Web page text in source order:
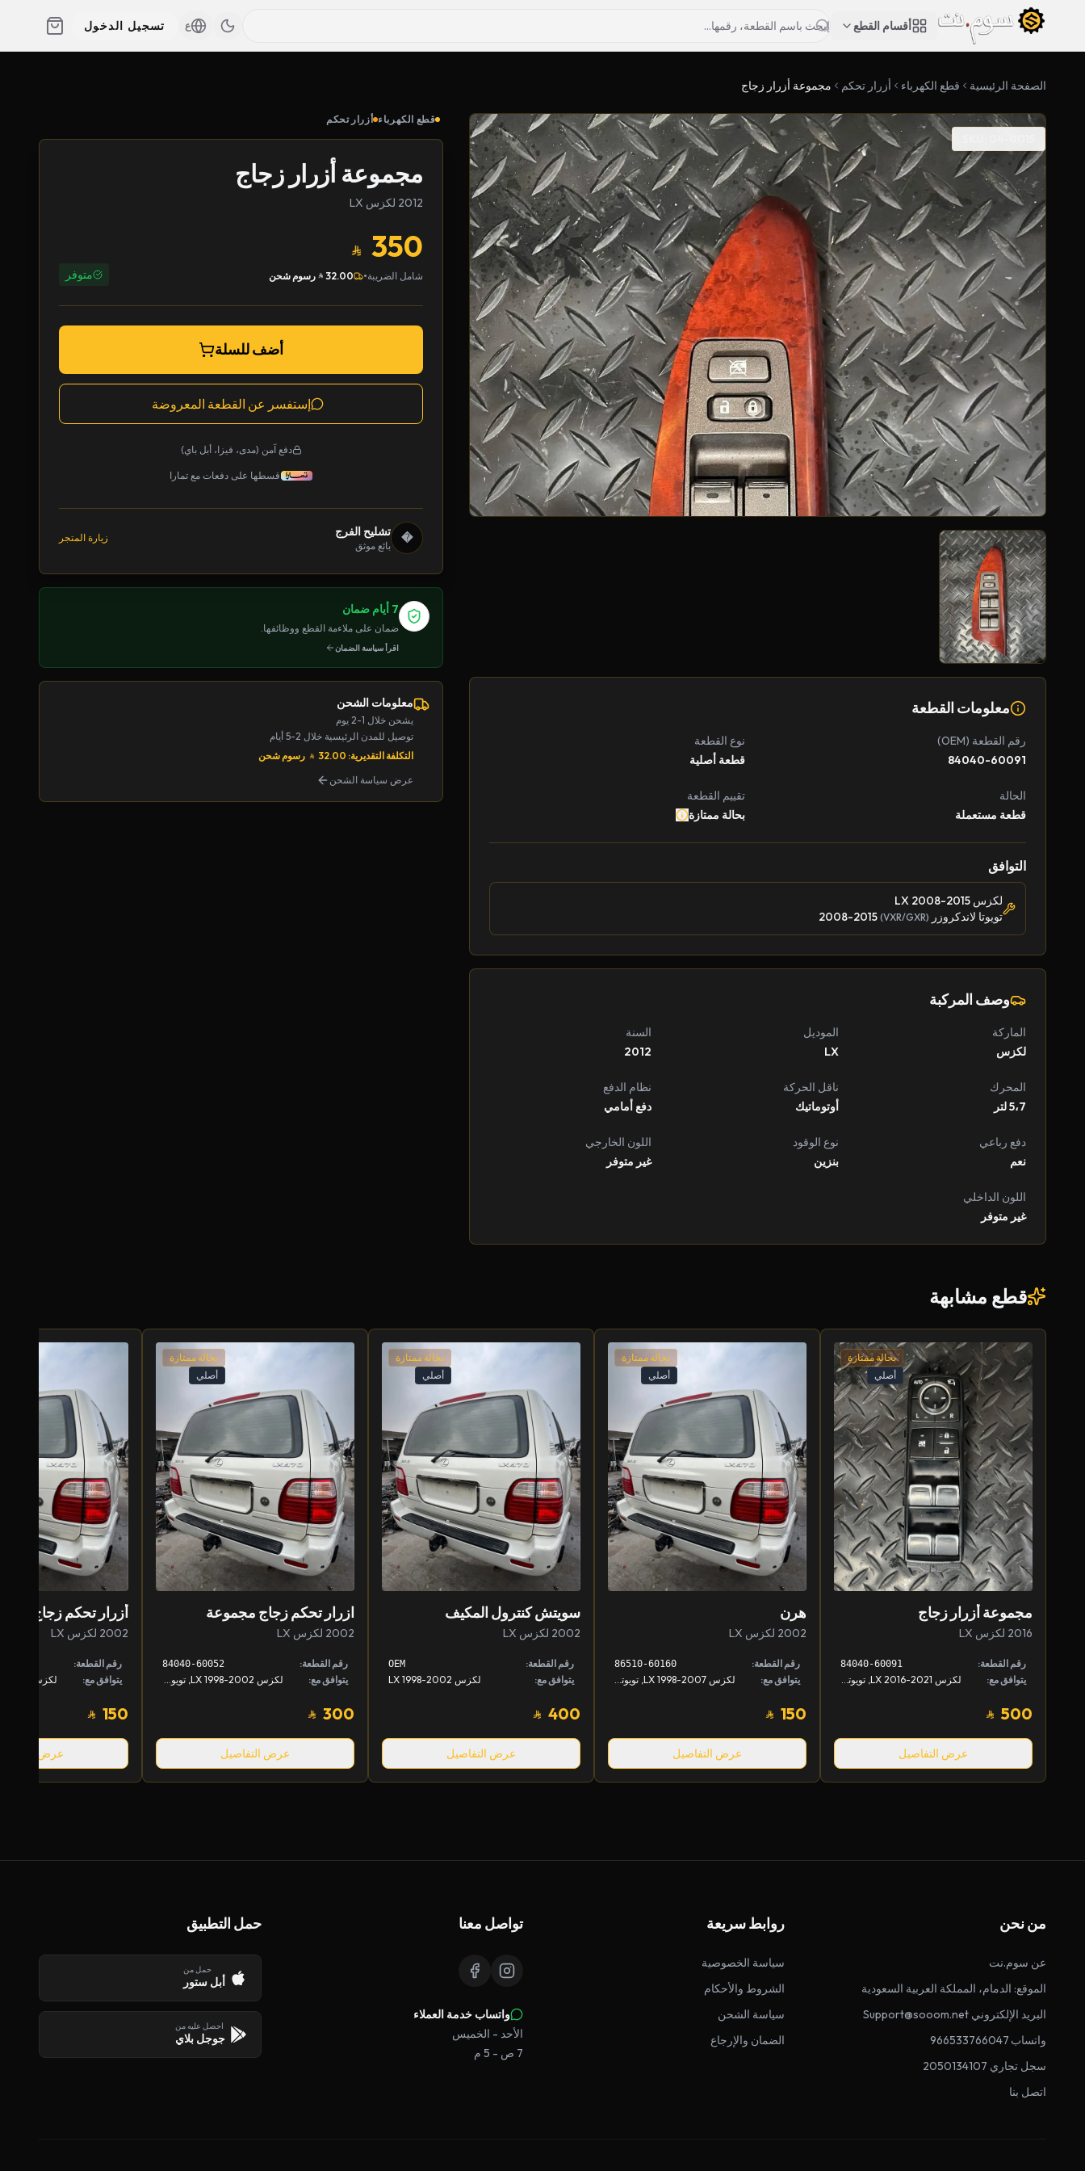
أقسام القطع ع تسجيل الدخول
الصفحة الرئيسية قطع الكهرباء أزرار تحكم مجموعة أزرار زجاج
معلومات القطعة
رقم القطعة (OEM)
84040-60091
نوع القطعة
قطعة أصلية
الحالة
قطعة مستعملة
تقييم القطعة
بحالة ممتازة
التوافق
لكزس LX 2008-2015
تويوتا لاندكروزر (VXR/GXR)
وصف المركبة
الماركة
لكزس
الموديل
LX
السنة
2012
المحرك
5،7 لتر
ناقل الحركة
أوتوماتيك
نظام الدفع
دفع أمامي
دفع رباعي
نعم
نوع الوقود
بنزين
اللون الخارجي
غير متوفر
اللون الداخلي
غير متوفر
قطع الكهرباء أزرار تحكم
مجموعة أزرار زجاج
2012 لكزس LX
350
شامل الضريبة•
32.00 رسوم شحن متوفر
أضف للسلة
إستفسر عن القطعة المعروضة
دفع آمن (مدى، فيزا، أبل باي)
قسطها على دفعات مع تمارا
� تشليح الفرج
بائع موثق
زيارة المتجر
7 أيام ضمان
ضمان على ملاءمة القطع ووظائفها.
اقرأ سياسة الضمان
معلومات الشحن
يشحن خلال 1-2 يوم
توصيل للمدن الرئيسية خلال 2-5 أيام
التكلفة التقديرية: 32.00
رسوم شحن
عرض سياسة الشحن
قطع مشابهة
بحالة ممتازة
أصلي
مجموعة أزرار زجاج
2016 لكزس LX
رقم القطعة: 84040-60091
يتوافق مع:
500
عرض التفاصيل
بحالة ممتازة
أصلي
هرن
2002 لكزس LX
رقم القطعة: 86510-60160
يتوافق مع:
150
عرض التفاصيل
بحالة ممتازة
أصلي
سويتش كنترول المكيف
2002 لكزس LX
رقم القطعة: OEM
يتوافق مع: لكزس LX 1998-2002
400
عرض التفاصيل
بحالة ممتازة
أصلي
ازرار تحكم زجاج مجموعة
2002 لكزس LX
رقم القطعة: 84040-60052
يتوافق مع:
300
عرض التفاصيل
2002 لكزس LX
رقم القطعة:
يتوافق مع:
150
عرض
من نحن
عن سوم.نت
الموقع: الدمام، المملكة العربية السعودية
البريد الإلكتروني Support@sooom.net
واتساب 966533766047
سجل تجاري 2050134107
اتصل بنا
روابط سريعة
سياسة الخصوصية
الشروط والأحكام
سياسة الشحن
الضمان والإرجاع
تواصل معنا
واتساب خدمة العملاء
الأحد - الخميس
7 ص - 5 م
حمل التطبيق
حمل من
أبل ستور
احصل عليه من
جوجل بلاي